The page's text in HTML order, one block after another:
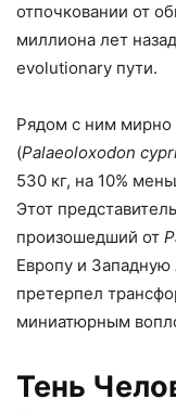
отпочковании от
миллиона лет
evolutionary пути.
Рядом с ним мирно
(Palaeoloxodon
530 кг, на 10%
Этот
произошедший от
Европу и
претерпел
миниатюрным
Тень